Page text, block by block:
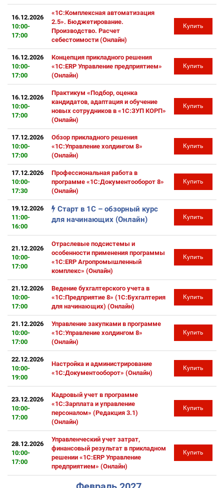
16.12.2026
10:00-
17:00
«1С:Комплексная автоматизация
2.5». Бюджетирование.
Производство. Расчет
себестоимости (Онлайн)
Купить
16.12.2026
10:00-
17:00
Концепция прикладного решения
«1С:ERP Управление предприятием»
(Онлайн)
Купить
16.12.2026
10:00-
17:00
Практикум «Подбор, оценка
кандидатов, адаптация и обучение
новых сотрудников в «1С:ЗУП КОРП»
(Онлайн)
Купить
17.12.2026
10:00-
17:00
Обзор прикладного решения
«1С:Управление холдингом 8»
(Онлайн)
Купить
17.12.2026
10:00-
17:30
Профессиональная работа в
программе «1С:Документооборот 8»
(Онлайн)
Купить
19.12.2026
11:00-
16:00
Старт в 1С – обзорный курс
для начинающих (Онлайн)
Купить
21.12.2026
10:00-
17:00
Отраслевые подсистемы и
особенности применения программы
«1С:ERP Агропромышленный
комплекс» (Онлайн)
Купить
21.12.2026
10:00-
17:00
Ведение бухгалтерского учета в
«1С:Предприятие 8» (1С:Бухгалтерия
для начинающих) (Онлайн)
Купить
21.12.2026
10:00-
17:00
Управление закупками в программе
«1С:Управление холдингом 8»
(Онлайн)
Купить
22.12.2026
10:00-
19:00
Настройка и администрирование
«1С:Документооборот» (Онлайн)
Купить
23.12.2026
10:00-
17:00
Кадровый учет в программе
«1С:Зарплата и управление
персоналом» (Редакция 3.1)
(Онлайн)
Купить
28.12.2026
10:00-
17:00
Управленческий учет затрат,
финансовый результат в прикладном
решении «1С:ERP Управление
предприятием» (Онлайн)
Купить